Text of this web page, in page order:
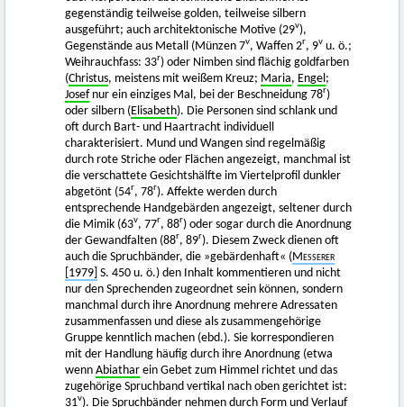
gegenständig teilweise golden, teilweise silbern
ausgeführt; auch architektonische Motive (29v),
Gegenstände aus Metall (Münzen 7v, Waffen 2r, 9v u. ö.;
Weihrauchfass: 33r) oder Nimben sind flächig goldfarben
(Christus, meistens mit weißem Kreuz; Maria, Engel ;
Josefnur ein einziges Mal, bei der Beschneidung 78r)
oder silbern (Elisabeth). Die Personen sind schlank und
oft durch Bart- und Haartracht individuell
charakterisiert. Mund und Wangen sind regelmäßig
durch rote Striche oder Flächen angezeigt, manchmal ist
die verschattete Gesichtshälfte im Viertelprofil dunkler
abgetönt (54r, 78r). Affekte werden durch
entsprechende Handgebärden angezeigt, seltener durch
die Mimik (63v, 77r, 88r) oder sogar durch die Anordnung
der Gewandfalten (88r, 89r). Diesem Zweck dienen oft
auch die Spruchbänder, die »gebärdenhaft« (Messerer
[1979] S. 450 u. ö.) den Inhalt kommentieren und nicht
nur den Sprechenden zugeordnet sein können, sondern
manchmal durch ihre Anordnung mehrere Adressaten
zusammenfassen und diese als zusammengehörige
Gruppe kenntlich machen (ebd.). Sie korrespondieren
mit der Handlung häufig durch ihre Anordnung (etwa
wenn Abiathar ein Gebet zum Himmel richtet und das
zugehörige Spruchband vertikal nach oben gerichtet ist:
31v). Die Spruchbänder nehmen durch Form und Verlauf